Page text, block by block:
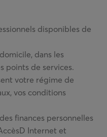
disponibles de
dans les
points de services.
votre régime de
vos conditions
finances personnelles
Internet et